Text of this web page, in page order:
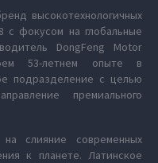
высокотехнологичных
с фокусом на глобальные
DongFeng Motor
53-летнем опыте в
подразделение с целью
премиального
слияние современных
к планете. Латинское